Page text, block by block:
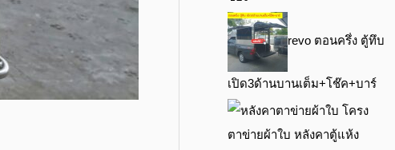
revo ตอนครึ่ง ตู้ทึบ
เปิด3ด้านบานเต็ม+โช๊ค+บาร์